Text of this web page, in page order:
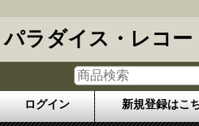
パラダイス・レコー
ログイン 新規登録はこ